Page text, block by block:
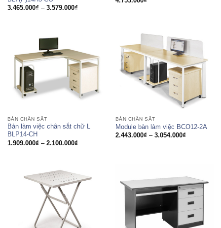
3.465.000₫ – 3.579.000₫Khoảng
BÀN CHÂN SẮT
Bàn làm việc chân sắt chữ L
BLP14-CH
1.909.000₫ – 2.100.000₫Khoảng
BÀN CHÂN SẮT
Module bàn làm việc BCO12-2A
2.443.000₫ – 3.054.000₫Khoảng